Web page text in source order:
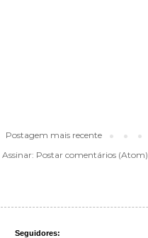
Postagem mais recente
Assinar: Postar comentários (Atom)
Seguidores: